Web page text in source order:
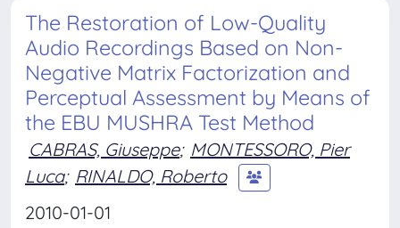
The Restoration of Low-Quality
Audio Recordings Based on Non-
Negative Matrix Factorization and
Perceptual Assessment by Means of
the EBU MUSHRA Test Method
CABRAS, Giuseppe; MONTESSORO, Pier
Luca; RINALDO, Roberto
2010-01-01